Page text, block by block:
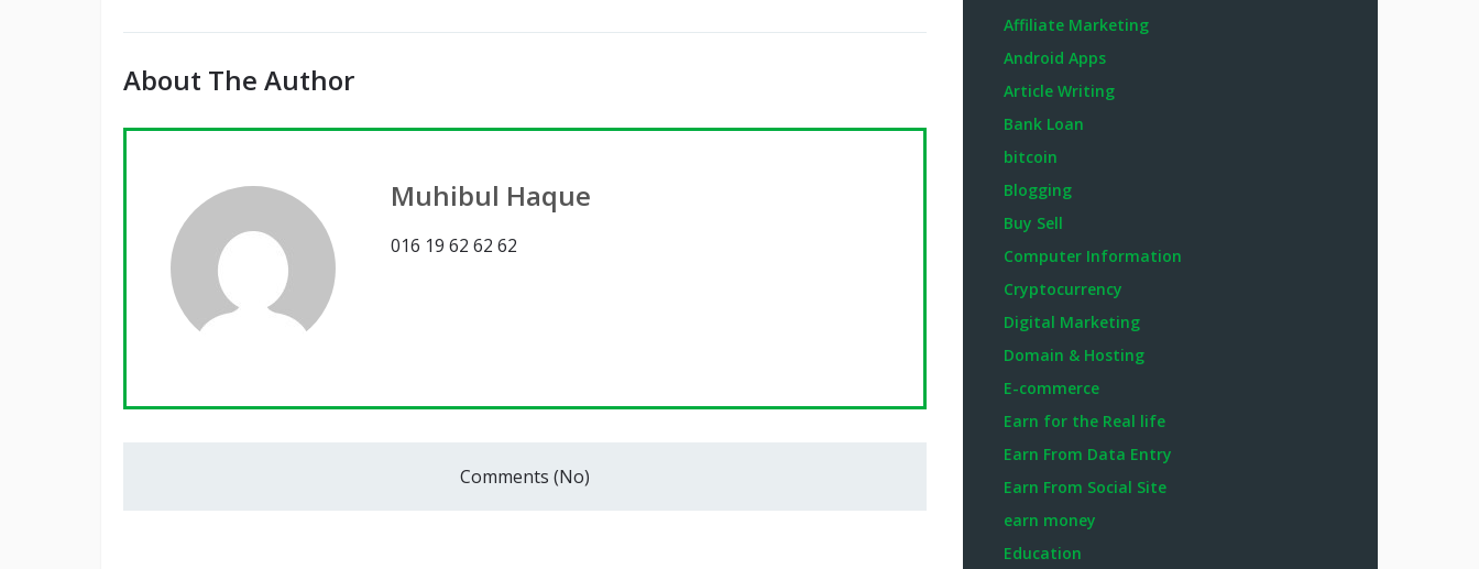
About The Author
Muhibul Haque
016 19 62 62 62
Comments (No)
Affiliate Marketing
Android Apps
Article Writing
Bank Loan
bitcoin
Blogging
Buy Sell
Computer Information
Cryptocurrency
Digital Marketing
Domain & Hosting
E-commerce
Earn for the Real life
Earn From Data Entry
Earn From Social Site
earn money
Education